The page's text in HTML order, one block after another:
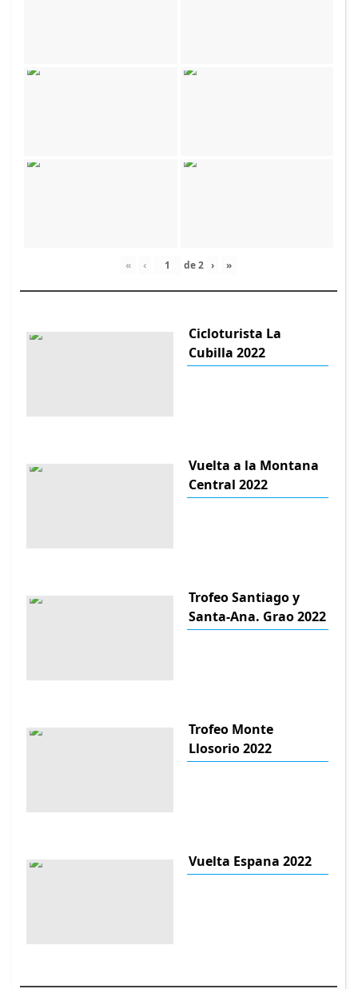
« ‹ de2 › »
Cicloturista La
Cubilla 2022
Vuelta a la Montana
Central 2022
Trofeo Santiago y
Santa-Ana. Grao 2022
Trofeo Monte
Llosorio 2022
Vuelta Espana 2022